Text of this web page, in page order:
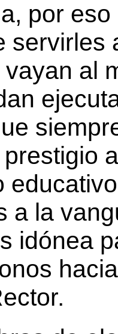
por eso
servirles
al
a la
idónea